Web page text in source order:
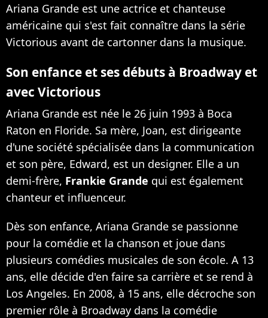
Ariana Grande est une actrice et chanteuse
américaine qui s'est fait connaître dans la série
Victorious avant de cartonner dans la musique.
Son enfance et ses débuts à Broadway et
avec Victorious
Ariana Grande est née le 26 juin 1993 à Boca
Raton en Floride. Sa mère, Joan, est dirigeante
d'une société spécialisée dans la communication
et son père, Edward, est un designer. Elle a un
demi-frère, Frankie Grande qui est également
chanteur et influenceur.
Dès son enfance, Ariana Grande se passionne
pour la comédie et la chanson et joue dans
plusieurs comédies musicales de son école. A 13
ans, elle décide d'en faire sa carrière et se rend à
Los Angeles. En 2008, à 15 ans, elle décroche son
premier rôle à Broadway dans la comédie